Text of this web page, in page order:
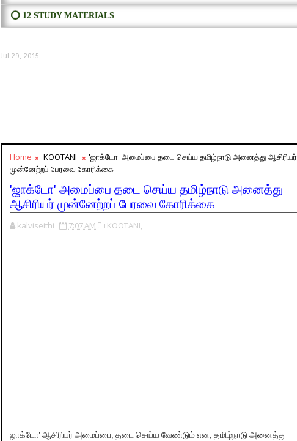
⭕ 12 STUDY MATERIALS
Jul 29, 2015
Home KOOTANI
'ஜாக்டோ' அமைப்பை தடை செய்ய தமிழ்நாடு அனைத்து ஆசிரியர்
முன்னேற்றப் பேரவை கோரிக்கை
'ஜாக்டோ' அமைப்பை தடை செய்ய தமிழ்நாடு அனைத்து
ஆசிரியர் முன்னேற்றப் பேரவை கோரிக்கை
kalviseithi 7:07 AM KOOTANI,
ஜாக்டோ' ஆசிரியர் அமைப்பை, தடை செய்ய வேண்டும் என, தமிழ்நாடு அனைத்து